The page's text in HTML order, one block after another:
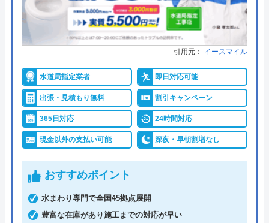
猪瀬修
同じ小山市の同業者です。この会社のように
漏水調査・修繕業務、そして漏水による水道
代の減免申請を一括して請け負える会社はな
門スタッフがいて、尚且つ漏水発見ができな
ければ調査費０円という良心的で誠実な会社
だと思います。
数
●保証・保険
商品保証最長10年・施工保証最長5
年
詳細は公式HPでご確認ください
ハウスラボホームがおすすめの理由
ハウスラボホームは全国各地に拠点を構えている水
道修理業者です。トイレ、キッチン、浴室などの水
まわりトラブル全般に対応しており、作業料金が
6,600円からとお手頃価格で提供をしています。
万が一、水まわりに問題が発生した場合は、最短20
引用元： イースマイル
水道局指定業者 即日対応可能
出張・見積もり無料 割引キャンペーン
365日対応 24時間対応
現金以外の支払い可能 深夜・早朝割増なし
おすすめポイント
水まわり専門で全国45拠点展開
豊富な在庫があり施工までの対応が早い